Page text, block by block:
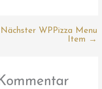
Nächster WPPizza Menu
Item →